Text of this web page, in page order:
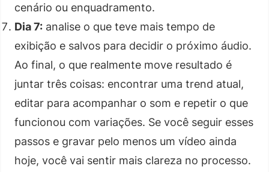
cenário ou enquadramento.
Dia 7: analise o que teve mais tempo de
exibição e salvos para decidir o próximo áudio.
Ao final, o que realmente move resultado é
juntar três coisas: encontrar uma trend atual,
editar para acompanhar o som e repetir o que
funcionou com variações. Se você seguir esses
passos e gravar pelo menos um vídeo ainda
hoje, você vai sentir mais clareza no processo.